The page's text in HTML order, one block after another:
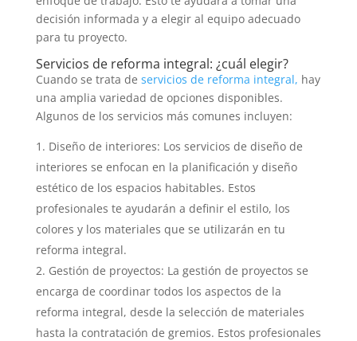
decisión informada y a elegir al equipo adecuado
para tu proyecto.
Servicios de reforma integral: ¿cuál elegir?
Cuando se trata de servicios de reforma integral, hay
una amplia variedad de opciones disponibles.
Algunos de los servicios más comunes incluyen:
Diseño de interiores: Los servicios de diseño de
interiores se enfocan en la planificación y diseño
estético de los espacios habitables. Estos
profesionales te ayudarán a definir el estilo, los
colores y los materiales que se utilizarán en tu
reforma integral.
Gestión de proyectos: La gestión de proyectos se
encarga de coordinar todos los aspectos de la
reforma integral, desde la selección de materiales
hasta la contratación de gremios. Estos profesionales